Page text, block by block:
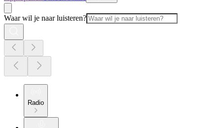
Waar wil je naar luisteren?
Radio